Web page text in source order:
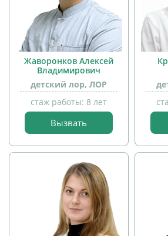
прием
детей
Жаворонков Алексей
Владимирович
детский лор, ЛОР
стаж работы: 8 лет
Вызвать
прием